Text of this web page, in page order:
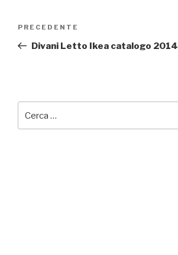
Articolo
precedente:
PRECEDENTE
Divani Letto Ikea catalogo 2014